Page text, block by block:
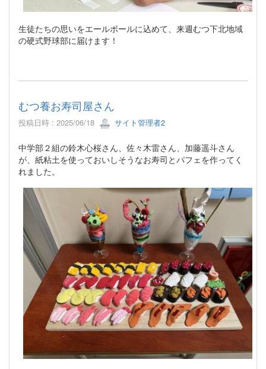
生徒たちの思いをエールボールに込めて、来週むつ下北地域
の硬式野球部に届けます！
むつ養お寿司屋さん
投稿日時 : 2025/06/18 サイト管理者2
中学部２組の鈴木心桜さん、佐々木雷さん、加藤遥斗さん
が、紙粘土を使っておいしそうなお寿司とパフェを作ってく
れました。